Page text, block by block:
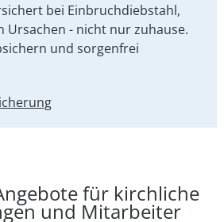
bei Einbruchdiebstahl,
Ursachen - nicht nur zuhause.
und sorgenfrei
für kirchliche
und Mitarbeiter